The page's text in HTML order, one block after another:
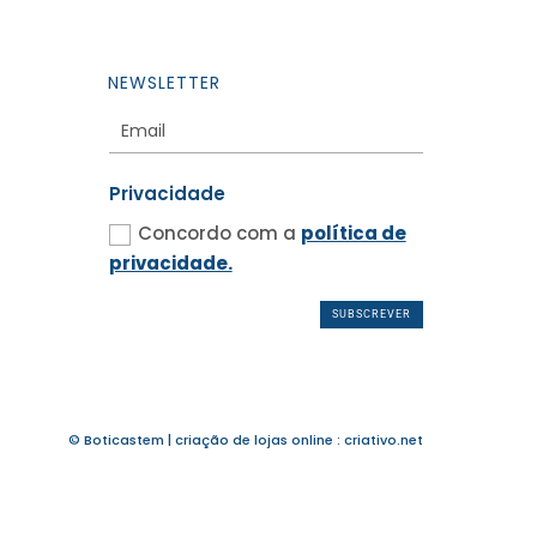
NEWSLETTER
Privacidade
Concordo com a política de
privacidade.
SUBSCREVER
© Boticastem | criação de lojas online : criativo.net